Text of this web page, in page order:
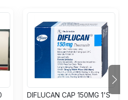
DIFLUCAN CAP 150MG 1'S